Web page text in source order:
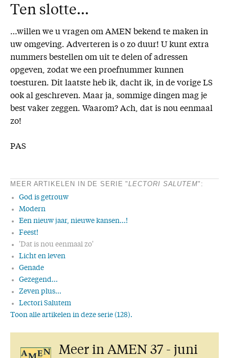
Ten slotte…
…willen we u vragen om AMEN bekend te maken in
uw omgeving. Adverteren is o zo duur! U kunt extra
nummers bestellen om uit te delen of adressen
opgeven, zodat we een proefnummer kunnen
toesturen. Dit laatste heb ik, dacht ik, in de vorige LS
ook al geschreven. Maar ja, sommige dingen mag je
best vaker zeggen. Waarom? Ach, dat is nou eenmaal
zo!
PAS
MEER ARTIKELEN IN DE SERIE "LECTORI SALUTEM":
God is getrouw
Modern
Een nieuw jaar, nieuwe kansen...!
Feest!
'Dat is nou eenmaal zo'
Licht en leven
Genade
Gezegend...
Zeven plus...
Lectori Salutem
Toon alle artikelen in deze serie (128).
Respect
Meer in AMEN 37 - juni